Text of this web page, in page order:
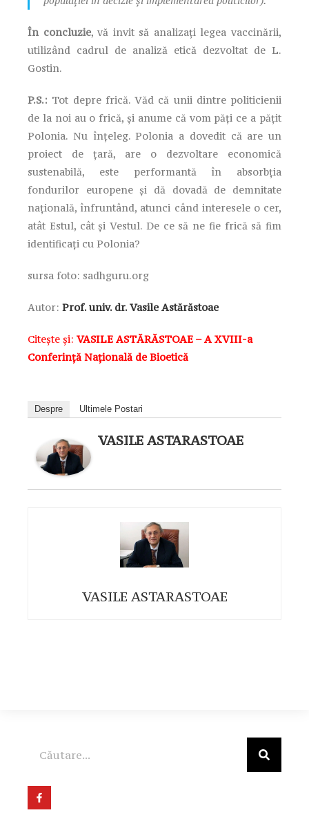
În concluzie, vă invit să analizați legea vaccinării,
utilizând cadrul de analiză etică dezvoltat de L.
Gostin.
P.S.: Tot depre frică. Văd că unii dintre politicienii
de la noi au o frică, și anume că vom păți ce a pățit
Polonia. Nu înțeleg. Polonia a dovedit că are un
proiect de țară, are o dezvoltare economică
sustenabilă, este performantă în absorbția
fondurilor europene și dă dovadă de demnitate
națională, înfruntând, atunci când interesele o cer,
atât Estul, cât și Vestul. De ce să ne fie frică să fim
identificați cu Polonia?
sursa foto: sadhguru.org
Autor: Prof. univ. dr. Vasile Astărăstoae
Citește și: VASILE ASTĂRĂSTOAE – A XVIII-a
Conferință Națională de Bioetică
Despre Ultimele Postari
VASILE ASTARASTOAE
VASILE ASTARASTOAE